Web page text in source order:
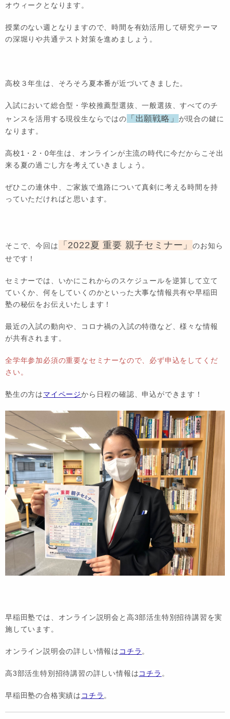
オウィークとなります。
授業のない週となりますので、時間を有効活用して研究テーマ
の深堀りや共通テスト対策を進めましょう。
高校３年生は、そろそろ夏本番が近づいてきました。
入試において総合型・学校推薦型選抜、一般選抜、すべてのチ
ャンスを活用する現役生ならではの 「出願戦略」
が現合の鍵に
なります。
高校1・2・0年生は、オンラインが主流の時代に今だからこそ出
来る夏の過ごし方を考えていきましょう。
ぜひこの連休中、ご家族で進路について真剣に考える時間を持
っていただければと思います。
そこで、今回は 「2022夏 重要 親子セミナー」のお知ら
せです！
セミナーでは、いかにこれからのスケジュールを逆算して立て
ていくか、何をしていくのかといった大事な情報共有や早稲田
塾の秘伝をお伝えいたします！
最近の入試の動向や、コロナ禍の入試の特徴など、様々な情報
が共有されます。
全学年参加必須の重要なセミナーなので、必ず申込をしてくだ
さい。
塾生の方はマイページから日程の確認、申込ができます！
早稲田塾では、オンライン説明会と高3部活生特別招待講習を実
施しています。
オンライン説明会の詳しい情報は コチラ 。
高3部活生特別招待講習の詳しい情報はコチラ 。
早稲田塾の合格実績は コチラ 。